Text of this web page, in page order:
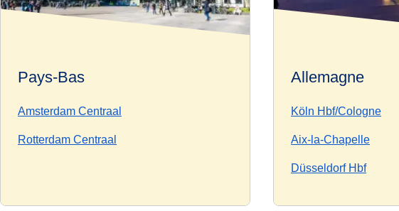
Pays-Bas
Amsterdam Centraal
Rotterdam Centraal
Allemagne
Köln Hbf/Cologne
Aix-la-Chapelle
Düsseldorf Hbf